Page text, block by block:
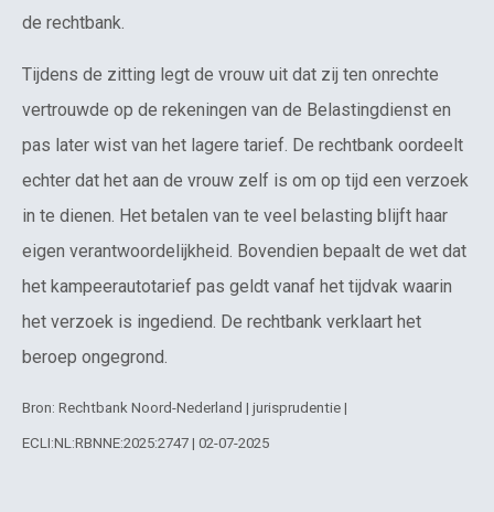
de rechtbank.
Tijdens de zitting legt de vrouw uit dat zij ten onrechte
vertrouwde op de rekeningen van de Belastingdienst en
pas later wist van het lagere tarief. De rechtbank oordeelt
echter dat het aan de vrouw zelf is om op tijd een verzoek
in te dienen. Het betalen van te veel belasting blijft haar
eigen verantwoordelijkheid. Bovendien bepaalt de wet dat
het kampeerautotarief pas geldt vanaf het tijdvak waarin
het verzoek is ingediend. De rechtbank verklaart het
beroep ongegrond.
Bron: Rechtbank Noord-Nederland | jurisprudentie |
ECLI:NL:RBNNE:2025:2747 | 02-07-2025